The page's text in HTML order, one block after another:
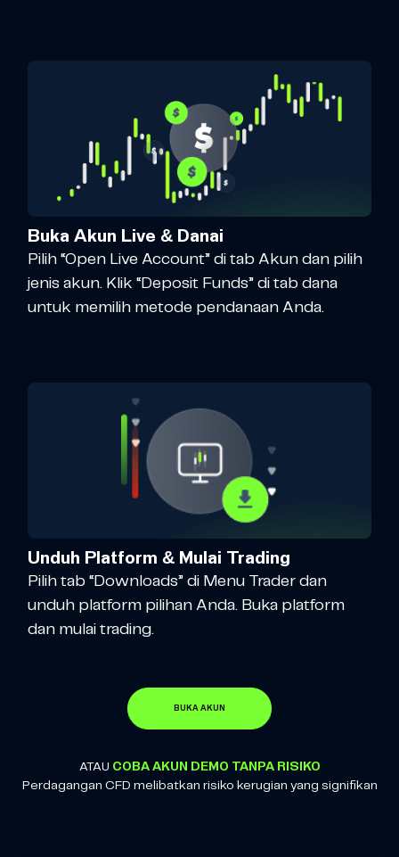
Buka Akun Live & Danai
Pilih “Open Live Account” di tab Akun dan pilih
jenis akun. Klik “Deposit Funds” di tab dana
untuk memilih metode pendanaan Anda.
Unduh Platform & Mulai Trading
Pilih tab “Downloads” di Menu Trader dan
unduh platform pilihan Anda. Buka platform
dan mulai trading.
BUKA AKUN
ATAU COBA AKUN DEMO TANPA RISIKO
Perdagangan CFD melibatkan risiko kerugian yang signifikan